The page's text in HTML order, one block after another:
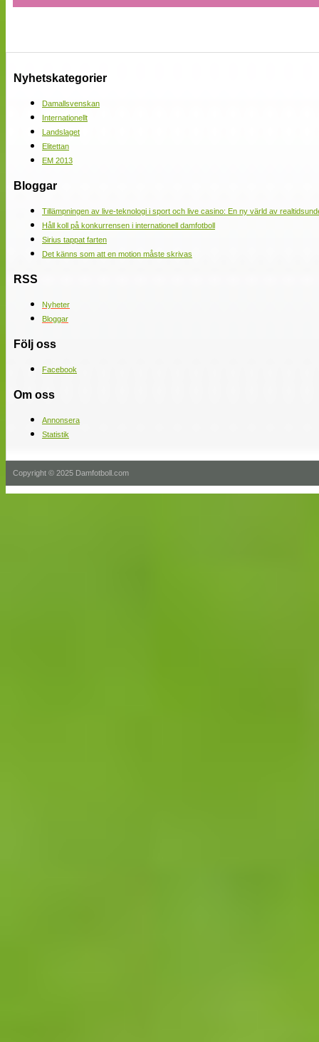
Nyhetskategorier
Damallsvenskan
Internationellt
Landslaget
Elitettan
EM 2013
Bloggar
Tillämpningen av live-teknologi i sport och live casino: En ny värld av
Håll koll på konkurrensen i internationell damfotboll
Sirius tappat farten
Det känns som att en motion måste skrivas
RSS
Nyheter
Bloggar
Följ oss
Facebook
Om oss
Annonsera
Statistik
Copyright © 2025 Damfotboll.com